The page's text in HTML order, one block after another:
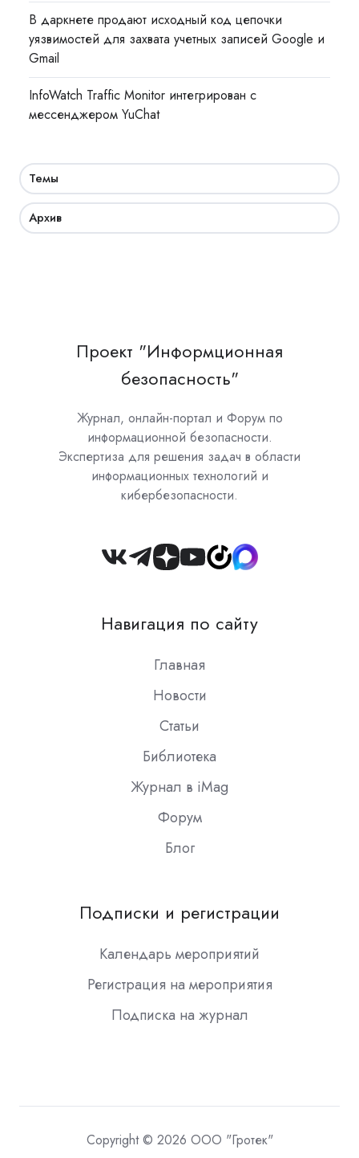
В даркнете продают исходный код цепочки
уязвимостей для захвата учетных записей Google и
Gmail
InfoWatch Traffic Monitor интегрирован с
мессенджером YuChat
Темы
Архив
Проект "Информционная
безопасность"
Журнал, онлайн-портал и Форум по
информационной безопасности.
Экспертиза для решения задач в области
информационных технологий и
кибербезопасности.
Join
Slack
Навигация по сайту
Главная
Новости
Статьи
Библиотека
Журнал в iMag
Форум
Блог
Подписки и регистрации
Календарь мероприятий
Регистрация на мероприятия
Подписка на журнал
Copyright © 2026 ООО "Гротек"